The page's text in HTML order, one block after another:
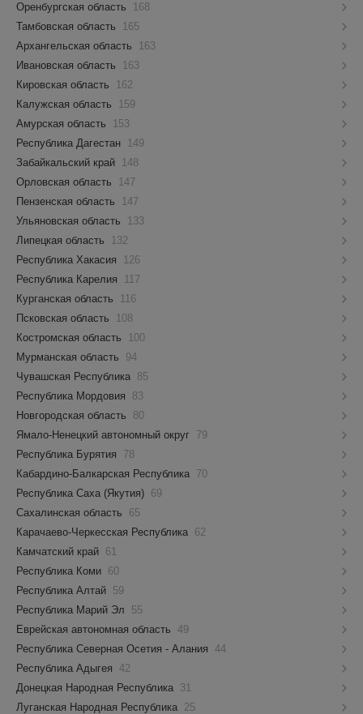
Оренбургская область
168
Тамбовская область
165
Архангельская область
163
Ивановская область
163
Кировская область
162
Калужская область
159
Амурская область
153
Республика Дагестан 149
Забайкальский край 148
Орловская область
147
Пензенская область
147
Ульяновская область
133
Липецкая область
132
Республика Хакасия
126
Республика Карелия
117
Курганская область
116
Псковская область
108
Костромская область
100
Мурманская область
94
Чувашская Республика 85
Республика Мордовия
83
Новгородская область
80
Ямало-Ненецкий автономный округ 79
Республика Бурятия
78
Кабардино-Балкарская Республика 70
Республика Саха (Якутия) 69
Сахалинская область
65
Карачаево-Черкесская Республика 62
Камчатский край 61
Республика Коми 60
Республика Алтай 59
Республика Марий Эл
55
Еврейская автономная область 49
Республика Северная Осетия - Алания 44
Республика Адыгея 42
Донецкая Народная Республика 31
Луганская Народная Республика 25